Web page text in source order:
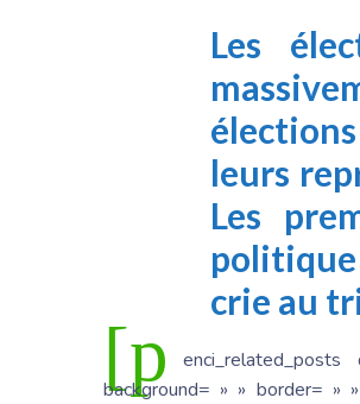
Les
leurs
Les
crie au
[p
background= » » border= »